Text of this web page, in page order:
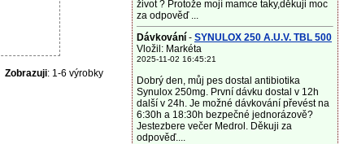
Zobrazuji: 1-6 výrobky
život ? Protože mojí mamce taky,děkuji moc
za odpověď ...
Dávkování - SYNULOX 250 A.U.V. TBL 500
Vložil: Markéta
2025-11-02 16:45:21
Dobrý den, můj pes dostal antibiotika
Synulox 250mg. První dávku dostal v 12h
další v 24h. Je možné dávkování převést na
6:30h a 18:30h bezpečné jednorázově?
Jestezbere večer Medrol. Děkuji za
odpověď....